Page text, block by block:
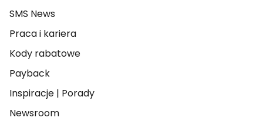
SMS News
Praca i kariera
Kody rabatowe
Payback
Inspiracje | Porady
Newsroom